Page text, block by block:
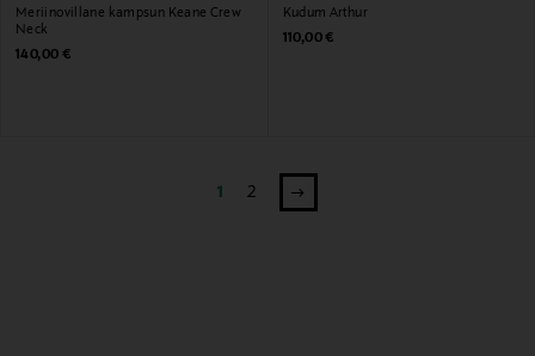
Meriinovillane kampsun Keane Crew
Neck
Original Price
140,00 €
Kudum Arthur
Original Price
110,00 €
1 2